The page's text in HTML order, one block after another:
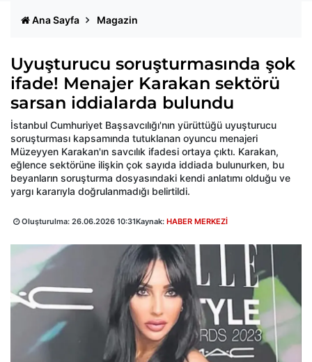
Ana Sayfa Magazin
Uyuşturucu soruşturmasında şok
ifade! Menajer Karakan sektörü
sarsan iddialarda bulundu
İstanbul Cumhuriyet Başsavcılığı'nın yürüttüğü uyuşturucu
soruşturması kapsamında tutuklanan oyuncu menajeri
Müzeyyen Karakan'ın savcılık ifadesi ortaya çıktı. Karakan,
eğlence sektörüne ilişkin çok sayıda iddiada bulunurken, bu
beyanların soruşturma dosyasındaki kendi anlatımı olduğu ve
yargı kararıyla doğrulanmadığı belirtildi.
Oluşturulma: 26.06.2026 10:31Kaynak: HABER MERKEZİ